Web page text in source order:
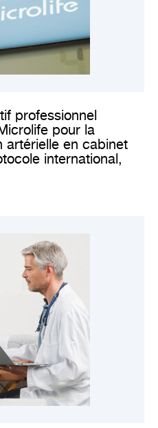
professionnel
pour la
artérielle en cabinet
international,
CLINIQUE
CLINIQUE